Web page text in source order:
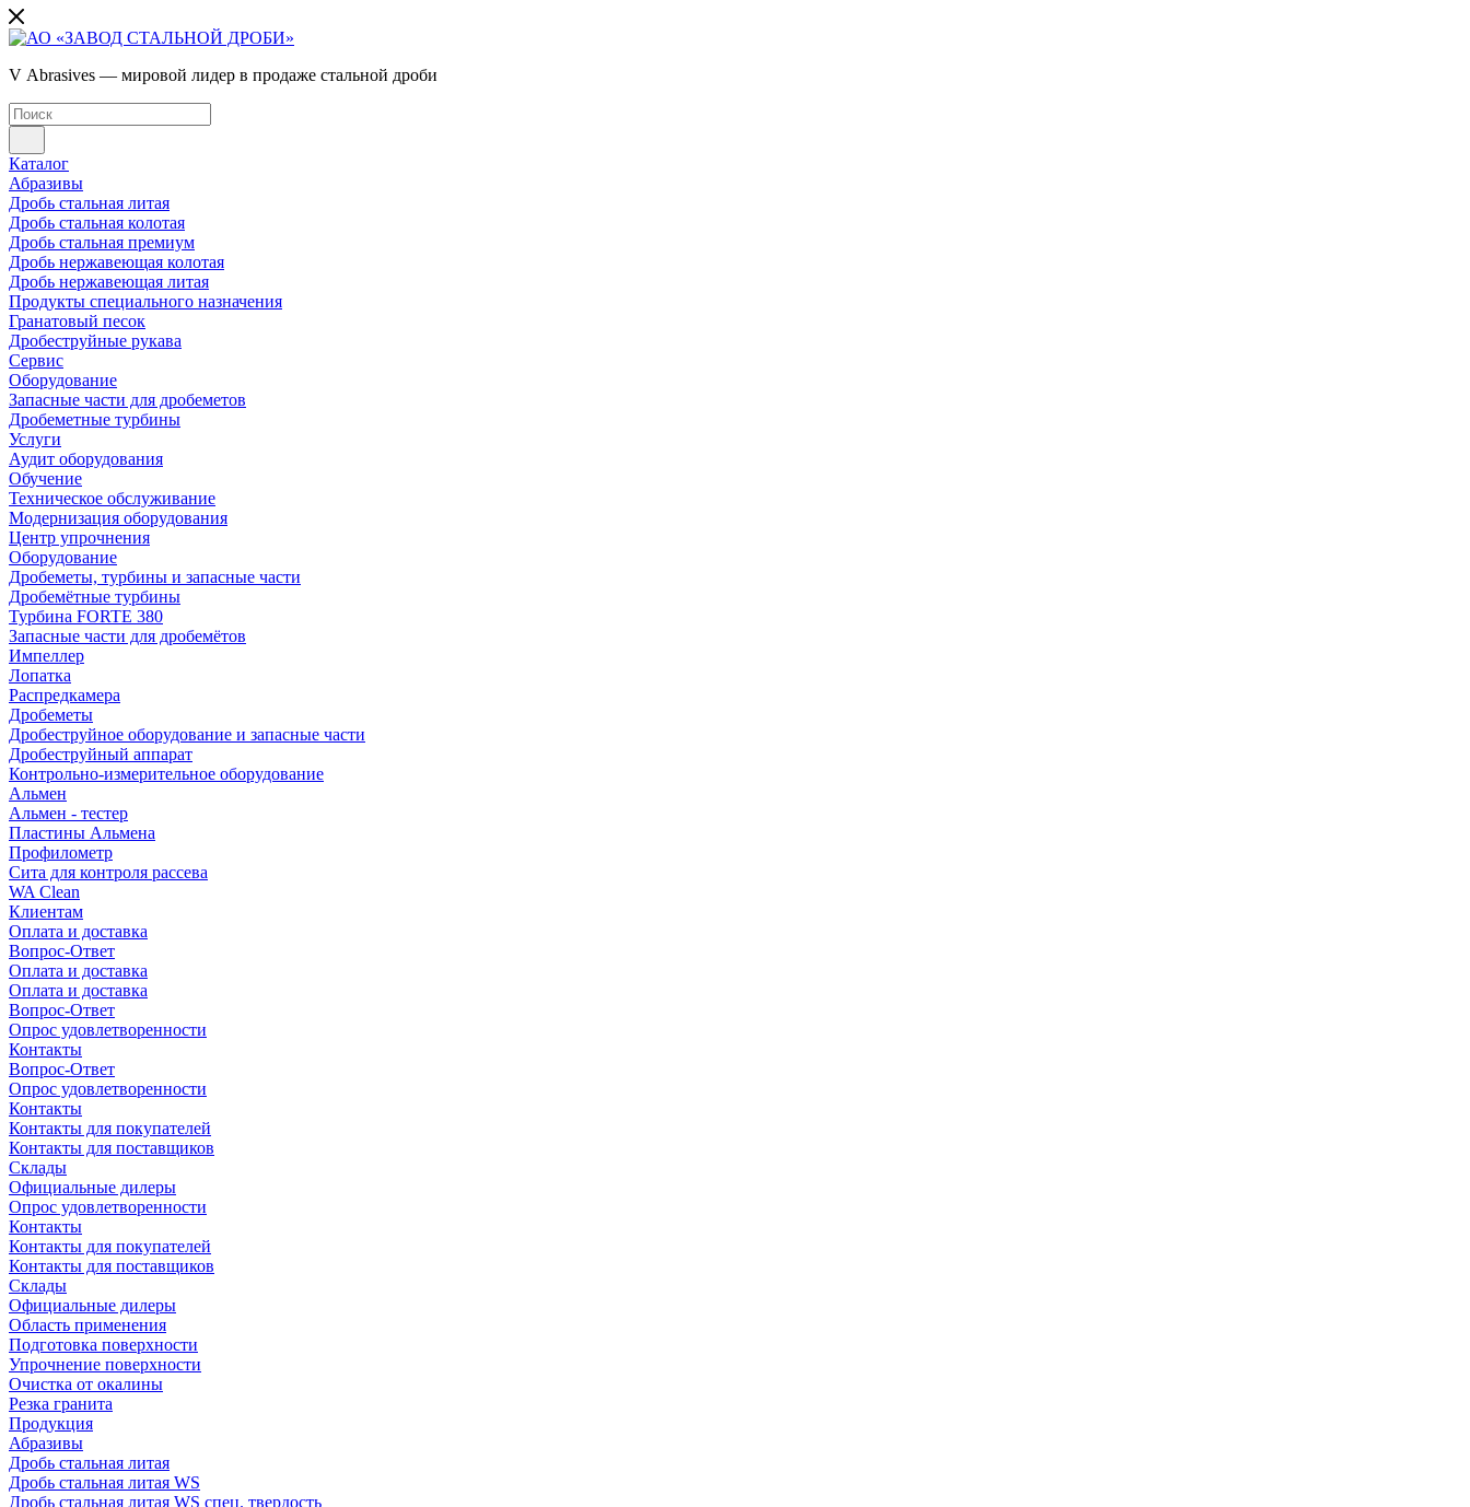
V Abrasives — мировой лидер в продаже стальной дроби
Каталог
Абразивы
Дробь стальная литая
Дробь стальная колотая
Дробь стальная премиум
Дробь нержавеющая колотая
Дробь нержавеющая литая
Продукты специального назначения
Гранатовый песок
Дробеструйные рукава
Сервис
Оборудование
Запасные части для дробеметов
Дробеметные турбины
Услуги
Аудит оборудования
Обучение
Техническое обслуживание
Модернизация оборудования
Центр упрочнения
Оборудование
Дробеметы, турбины и запасные части
Дробемётные турбины
Турбина FORTE 380
Запасные части для дробемётов
Импеллер
Лопатка
Распредкамера
Дробеметы
Дробеструйное оборудование и запасные части
Дробеструйный аппарат
Контрольно-измерительное оборудование
Альмен
Альмен - тестер
Пластины Альмена
Профилометр
Сита для контроля рассева
WA Clean
Клиентам
Оплата и доставка
Вопрос-Ответ
Оплата и доставка
Оплата и доставка
Вопрос-Ответ
Опрос удовлетворенности
Контакты
Вопрос-Ответ
Опрос удовлетворенности
Контакты
Контакты для покупателей
Контакты для поставщиков
Склады
Официальные дилеры
Опрос удовлетворенности
Контакты
Контакты для покупателей
Контакты для поставщиков
Склады
Официальные дилеры
Область применения
Подготовка поверхности
Упрочнение поверхности
Очистка от окалины
Резка гранита
Продукция
Абразивы
Дробь стальная литая
Дробь стальная литая WS
Дробь стальная литая WS спец. твердость